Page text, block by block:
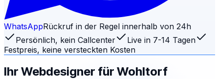
WhatsAppRückruf in der Regel innerhalb von 24h
Persönlich, kein Callcenter
Live in 7-14 Tagen
Festpreis, keine versteckten Kosten
Ihr Webdesigner für Wohltorf